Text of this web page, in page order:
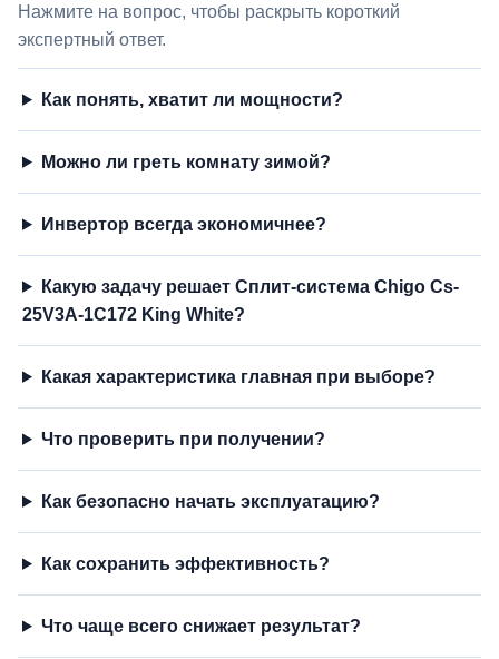
Нажмите на вопрос, чтобы раскрыть короткий
экспертный ответ.
Как понять, хватит ли мощности?
Можно ли греть комнату зимой?
Инвертор всегда экономичнее?
Какую задачу решает Сплит-система Chigo Cs-
25V3A-1C172 King White?
Какая характеристика главная при выборе?
Что проверить при получении?
Как безопасно начать эксплуатацию?
Как сохранить эффективность?
Что чаще всего снижает результат?